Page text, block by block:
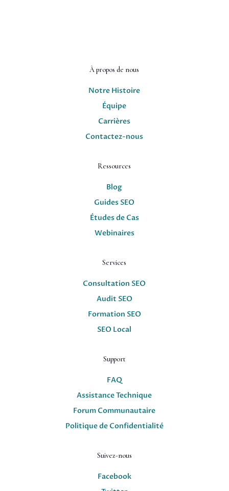
À propos de nous
Notre Histoire
Équipe
Carrières
Contactez-nous
Ressources
Blog
Guides SEO
Études de Cas
Webinaires
Services
Consultation SEO
Audit SEO
Formation SEO
SEO Local
Support
FAQ
Assistance Technique
Forum Communautaire
Politique de Confidentialité
Suivez-nous
Facebook